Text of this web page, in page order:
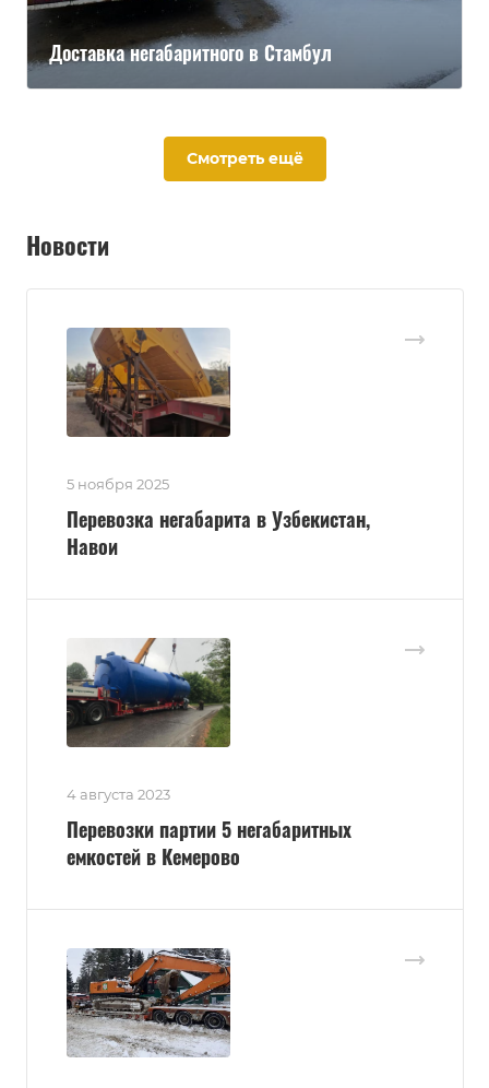
Доставка негабаритного в Стамбул
Смотреть ещё
Новости
5 ноября 2025
Перевозка негабарита в Узбекистан,
Навои
4 августа 2023
Перевозки партии 5 негабаритных
емкостей в Кемерово